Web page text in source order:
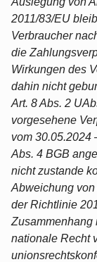
2011/83/EU
Verbraucher
die
Wirkungen des
dahin nicht
Art. 8 Abs. 2
vorgesehene
vom 30.05.2024
Abs. 4 BGB
nicht zustande
Abweichung
der Richtlinie
Zusammenhang
nationale Recht